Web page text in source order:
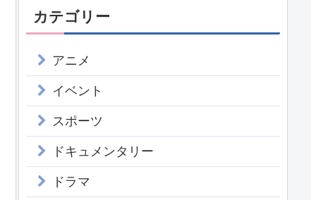
カテゴリー
アニメ
イベント
スポーツ
ドキュメンタリー
ドラマ